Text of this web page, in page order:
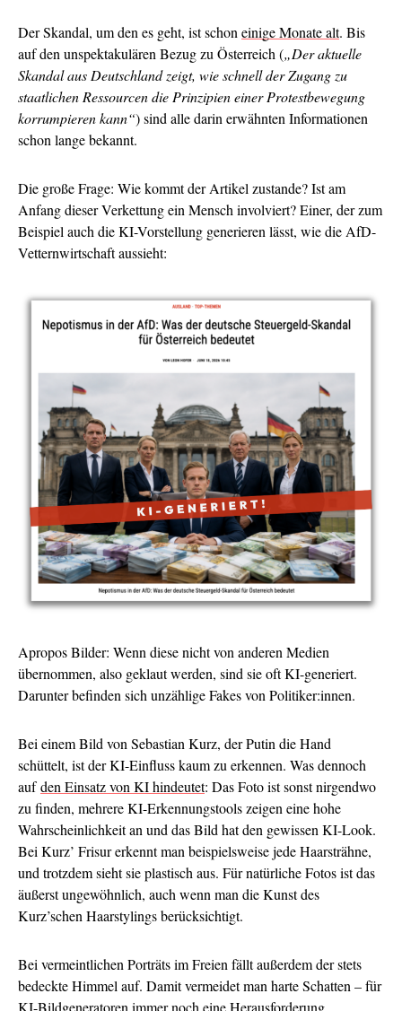
Der Skandal, um den es geht, ist schon einige Monate alt. Bis
auf den unspektakulären Bezug zu Österreich („Der aktuelle
Skandal aus Deutschland zeigt, wie schnell der Zugang zu
staatlichen Ressourcen die Prinzipien einer Protestbewegung
korrumpieren kann“) sind alle darin erwähnten Informationen
schon lange bekannt.
Die große Frage: Wie kommt der Artikel zustande? Ist am
Anfang dieser Verkettung ein Mensch involviert? Einer, der zum
Beispiel auch die KI-Vorstellung generieren lässt, wie die AfD-
Vetternwirtschaft aussieht:
Apropos Bilder: Wenn diese nicht von anderen Medien
übernommen, also geklaut werden, sind sie oft KI-generiert.
Darunter befinden sich unzählige Fakes von Politiker:innen.
Bei einem Bild von Sebastian Kurz, der Putin die Hand
schüttelt, ist der KI-Einfluss kaum zu erkennen. Was dennoch
aufden Einsatz von KI hindeutet: Das Foto ist sonst nirgendwo
zu finden, mehrere KI-Erkennungstools zeigen eine hohe
Wahrscheinlichkeit an und das Bild hat den gewissen KI-Look.
Bei Kurz’ Frisur erkennt man beispielsweise jede Haarsträhne,
und trotzdem sieht sie plastisch aus. Für natürliche Fotos ist das
äußerst ungewöhnlich, auch wenn man die Kunst des
Kurz’schen Haarstylings berücksichtigt.
Bei vermeintlichen Porträts im Freien fällt außerdem der stets
bedeckte Himmel auf. Damit vermeidet man harte Schatten – für